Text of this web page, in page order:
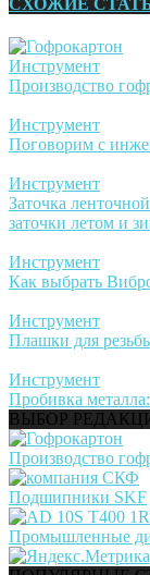
Инструмент
Производство
Инструмент
Поговорим с
Инструмент
Заточка
заточки летом и
Инструмент
Как выбрать
Инструмент
Плашки для
Инструмент
Пробивка
ВЫБОР
Производство
Подшипники SKF
Промышленные